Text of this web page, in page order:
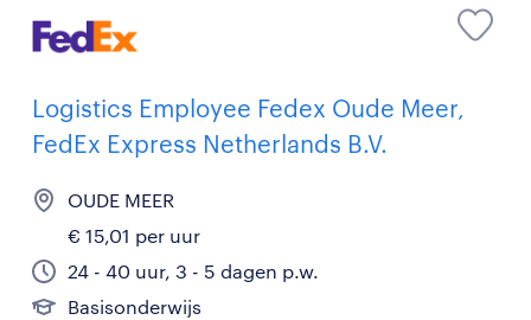
Logistics Employee Fedex Oude Meer,
FedEx Express Netherlands B.V.
OUDE MEER
€ 15,01 per uur
24 - 40 uur, 3 - 5 dagen p.w.
Basisonderwijs